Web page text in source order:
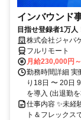
インバウンド
目指せ登録者1万人
株式会社ジャパ
フルリモート
月給230,000円
勤務時間詳細 実
り18日 〜 20日
を導入 (出退勤
仕事内容 ✨未経
ト＆フレックス